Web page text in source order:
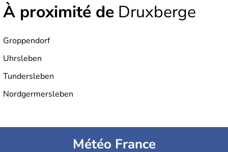
À proximité de Druxberge
Groppendorf
Uhrsleben
Tundersleben
Nordgermersleben
Météo France